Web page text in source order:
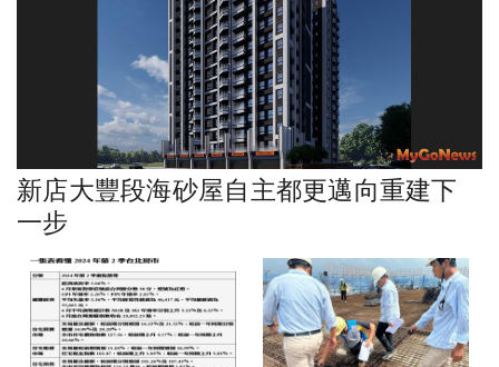
新店大豐段海砂屋自主都更邁向重建下
一步